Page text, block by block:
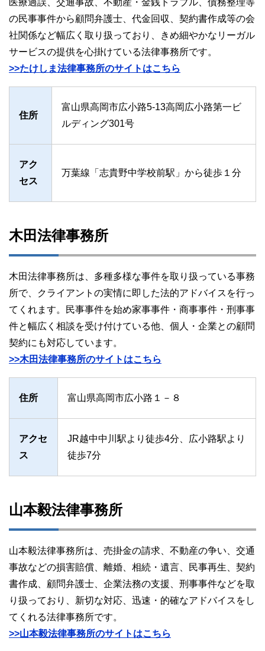
医療過誤、交通事故、不動産・金銭トラブル、債務整理等
の民事事件から顧問弁護士、代金回収、契約書作成等の会
社関係など幅広く取り扱っており、きめ細やかなリーガル
サービスの提供を心掛けている法律事務所です。
>>たけしま法律事務所のサイトはこちら
住所
富山県高岡市広小路5-13高岡広小路第一ビ
ルディング301号
アク
セス
万葉線「志貴野中学校前駅」から徒歩１分
木田法律事務所
木田法律事務所は、多種多様な事件を取り扱っている事務
所で、クライアントの実情に即した法的アドバイスを行っ
てくれます。民事事件を始め家事事件・商事事件・刑事事
件と幅広く相談を受け付けている他、個人・企業との顧問
契約にも対応しています。
>>木田法律事務所のサイトはこちら
住所 富山県高岡市広小路１－８
アクセ
ス
JR越中中川駅より徒歩4分、広小路駅より
徒歩7分
山本毅法律事務所
山本毅法律事務所は、売掛金の請求、不動産の争い、交通
事故などの損害賠償、離婚、相続・遺言、民事再生、契約
書作成、顧問弁護士、企業法務の支援、刑事事件などを取
り扱っており、新切な対応、迅速・的確なアドバイスをし
てくれる法律事務所です。
>>山本毅法律事務所のサイトはこちら